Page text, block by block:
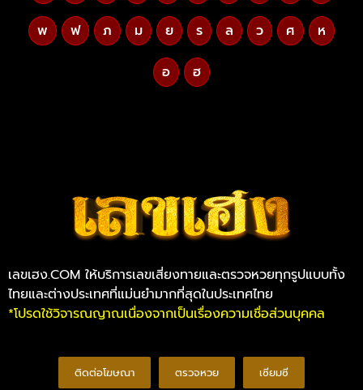
พ ฟ ภ ม ย ร ล ว ศ ห
อ ฮ
เลขเฮง.COM ให้บริการเลขเสี่ยงทายและตรวจหวยทุกรูปแบบทั้ง
ไทยและต่างประเทศที่แม่นยำมากที่สุดในประเทศไทย
*โปรดใช้วิจารณญาณเนื่องจากเป็นเรื่องความเชื่อส่วนบุคคล
ติดต่อโฆษณา ตรวจหวย เซียมซี